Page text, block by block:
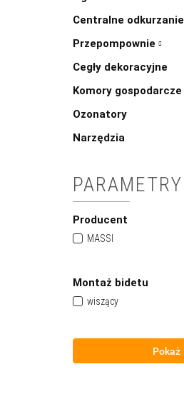
Centralne odkurzanie
Przepompownie
Cegły dekoracyjne
Komory gospodarcze
Ozonatory
Narzędzia
PARAMETRY
Producent
MASSI
Montaż bidetu
wiszący
Pokaż